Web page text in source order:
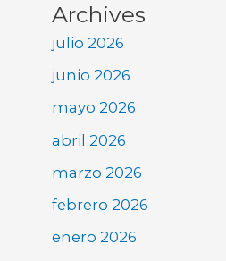
Archives
julio 2026
junio 2026
mayo 2026
abril 2026
marzo 2026
febrero 2026
enero 2026